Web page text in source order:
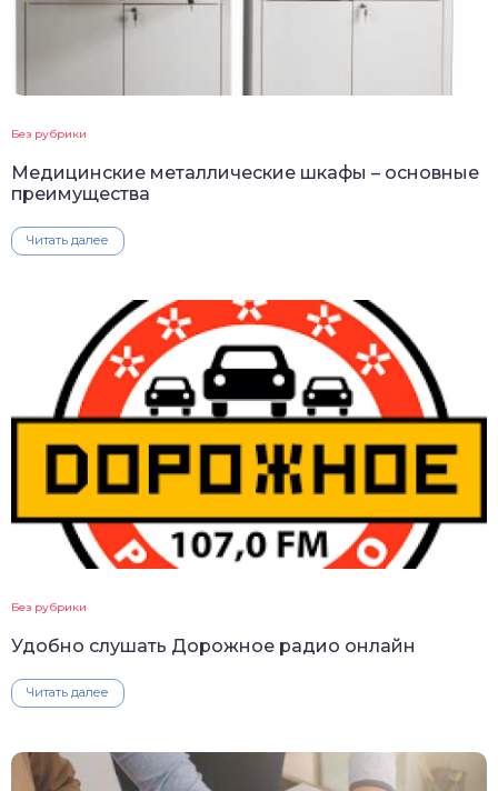
Без рубрики
Медицинские металлические шкафы – основные
преимущества
Читать далее
Без рубрики
Удобно слушать Дорожное радио онлайн
Читать далее